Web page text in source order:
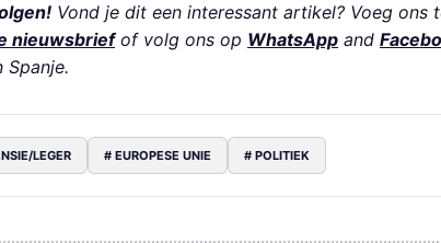
Vond je dit een interessant artikel? Voeg ons
nieuwsbriefof volg ons op WhatsApp and
LEGER # EUROPESE UNIE # POLITIEK